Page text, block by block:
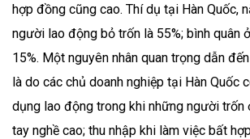
hợp đồng cũng cao. Thí dụ tại Hàn Quốc,
người lao động bỏ trốn là 55%; bình quân
15%. Một nguyên nhân quan trọng dẫn
là do các chủ doanh nghiệp tại Hàn Quốc
dụng lao động trong khi những người trốn
tay nghề cao; thu nhập khi làm việc bất